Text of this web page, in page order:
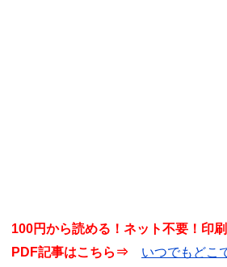
100円から読める！ネット不要！印
PDF記事はこちら⇒ いつでもどこ